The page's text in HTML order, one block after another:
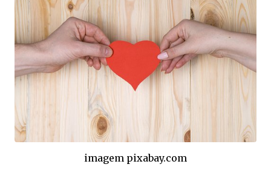
imagem pixabay.com